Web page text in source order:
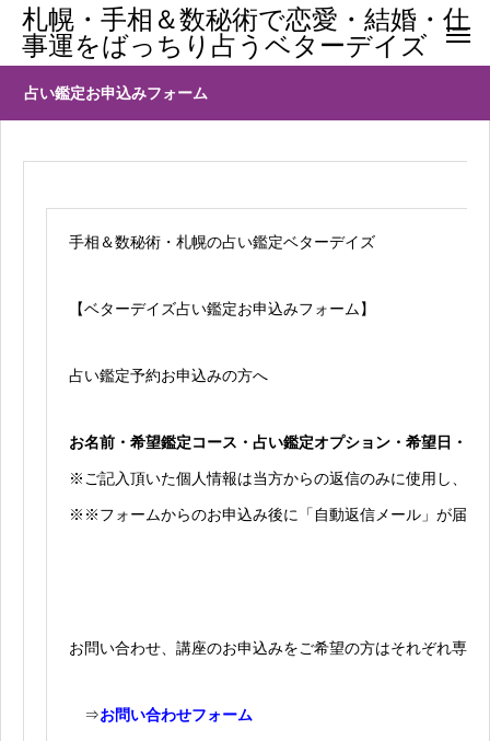
札幌・手相＆数秘術で恋愛・結婚・仕
事運をばっちり占うベターデイズ
占い鑑定お申込みフォーム
手相＆数秘術・札幌の占い鑑定ベターデイズ
【ベターデイズ占い鑑定お申込みフォーム】
占い鑑定予約お申込みの方へ
お名前・希望鑑定コース・占い鑑定オプション・希望日・電
※ご記入頂いた個人情報は当方からの返信のみに使用し、そ
※※フォームからのお申込み後に「自動返信メール」が届
お問い合わせ、講座のお申込みをご希望の方はそれぞれ専用
⇒お問い合わせフォーム